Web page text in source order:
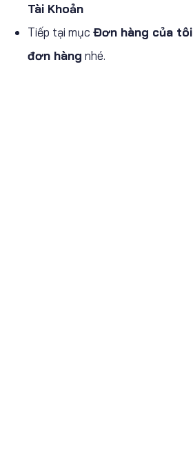
Tài Khoản
Tiếp tại mục Đơn hàng của tôi
đơn hàng nhé.